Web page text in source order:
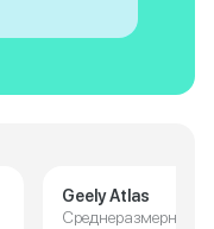
Geely Atlas
Среднеразмерный